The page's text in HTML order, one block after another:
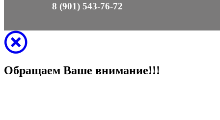
8 (901) 543-76-72
Обращаем Ваше внимание!!!